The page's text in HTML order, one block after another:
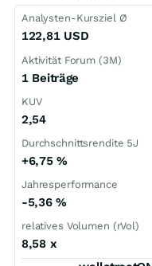
Analysten-Kursziel Ø
122,81 USD
Aktivität Forum (3M)
1 Beiträge
KUV
2,54
Durchschnittsrendite 5J
+6,75%
Jahresperformance
-5,36%
relatives Volumen (rVol)
8,58 x